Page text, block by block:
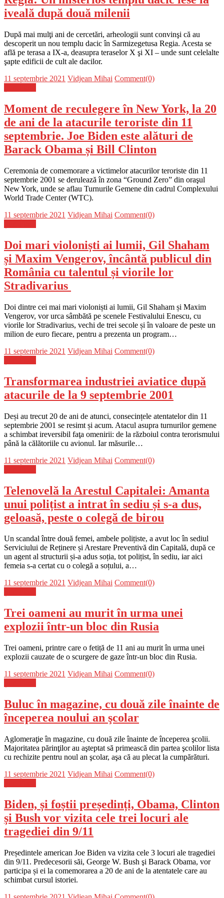
iveală după două milenii
După mai mulţi ani de cercetări, arheologii sunt convinşi că au
descoperit un nou templu dacic în Sarmizegetusa Regia. Acesta se
află pe terasa a IX-a, deasupra teraselor X şi XI – unde sunt celelalte
şapte edificii de cult ale dacilor.
Posted
11 septembrie 2021 Author
Vidjean Mihai Comment(0)
Moment de reculegere în New York, la 20
de ani de la atacurile teroriste din 11
septembrie. Joe Biden este alături de
Barack Obama și Bill Clinton
Ceremonia de comemorare a victimelor atacurilor teroriste din 11
septembrie 2001 se derulează în zona “Ground Zero” din oraşul
New York, unde se aflau Turnurile Gemene din cadrul Complexului
World Trade Center (WTC).
Posted
11 septembrie 2021 Author
Vidjean Mihai Comment(0)
Doi mari violoniști ai lumii, Gil Shaham
și Maxim Vengerov, încântă publicul din
România cu talentul și viorile lor
Stradivarius
Doi dintre cei mai mari violoniști ai lumii, Gil Shaham și Maxim
Vengerov, vor urca sâmbătă pe scenele Festivalului Enescu, cu
viorile lor Stradivarius, vechi de trei secole și în valoare de peste un
milion de euro fiecare, pentru a prezenta un program…
Posted
11 septembrie 2021 Author
Vidjean Mihai Comment(0)
Transformarea industriei aviatice după
atacurile de la 9 septembrie 2001
Deși au trecut 20 de ani de atunci, consecințele atentatelor din 11
septembrie 2001 se resimt și acum. Atacul asupra turnurilor gemene
a schimbat ireversibil faţa omenirii: de la războiul contra terorismului
până la călătoriile cu avionul. Iar măsurile…
Posted
11 septembrie 2021 Author
Vidjean Mihai Comment(0)
Telenovelă la Arestul Capitalei: Amanta
unui polițist a intrat în sediu și s-a dus,
geloasă, peste o colegă de birou
Un scandal între două femei, ambele polițiste, a avut loc în sediul
Serviciului de Reținere și Arestare Preventivă din Capitală, după ce
un agent al structurii și-a adus soția, tot polițist, în sediu, iar aici
femeia s-a certat cu o colegă a soțului, a…
Posted
11 septembrie 2021 Author
Vidjean Mihai Comment(0)
Trei oameni au murit în urma unei
explozii într-un bloc din Rusia
Trei oameni, printre care o fetiță de 11 ani au murit în urma unei
explozii cauzate de o scurgere de gaze într-un bloc din Rusia.
Posted
11 septembrie 2021 Author
Vidjean Mihai Comment(0)
Buluc în magazine, cu două zile înainte de
începerea noului an şcolar
Aglomeraţie în magazine, cu două zile înainte de începerea şcolii.
Majoritatea părinţilor au aşteptat să primească din partea şcolilor lista
cu rechizite pentru noul an şcolar, aşa că au plecat la cumpărături.
Posted
11 septembrie 2021 Author
Vidjean Mihai Comment(0)
Biden, și foștii președinți, Obama, Clinton
și Bush vor vizita cele trei locuri ale
tragediei din 9/11
Președintele american Joe Biden va vizita cele 3 locuri ale tragediei
din 9/11. Predecesorii săi, George W. Bush şi Barack Obama, vor
participa și ei la comemorarea a 20 de ani de la atentatele care au
schimbat cursul istoriei.
Posted
Author